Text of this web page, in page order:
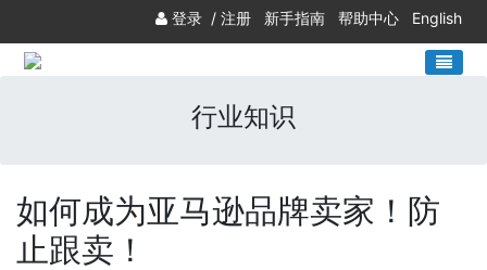
登录 / 注册 新手指南 帮助中心 English
行业知识
如何成为亚马逊品牌卖家！防
止跟卖！